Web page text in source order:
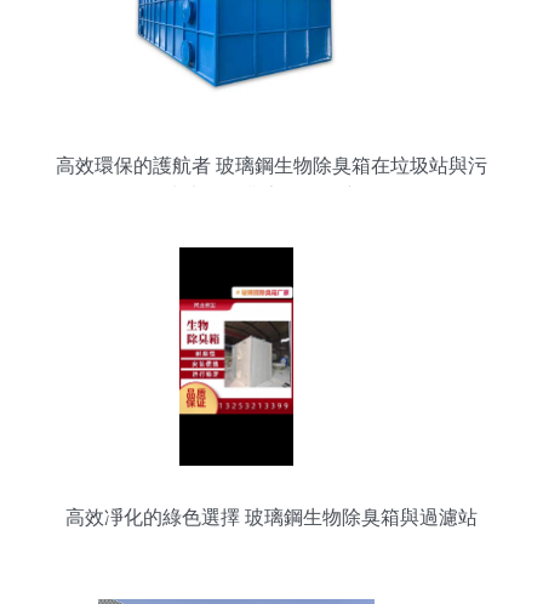
高效環保的護航者 玻璃鋼生物除臭箱在垃圾站與污
高效凈化的綠色選擇 玻璃鋼生物除臭箱與過濾站